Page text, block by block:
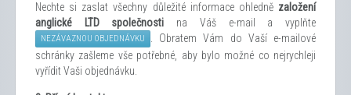
Nechte si zaslat všechny důležité informace ohledně založení
anglické LTD společnosti na Váš e-mail a vyplňte
NEZÁVAZNOU OBJEDNÁVKU
. Obratem Vám do Vaší e-mailové
schránky zašleme vše potřebné, aby bylo možné co nejrychleji
vyřídit Vaši objednávku.